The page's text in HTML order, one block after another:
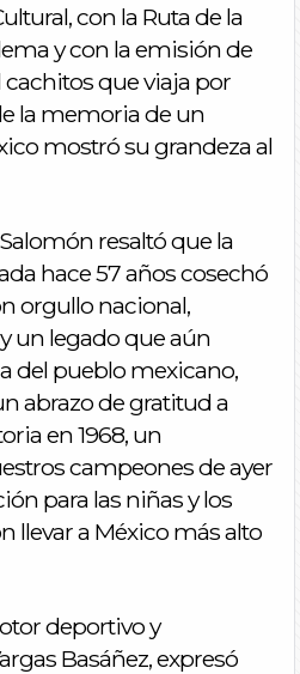
con la Ruta de la
y con la emisión de
que viaja por
la memoria de un
mostró su grandeza al
resaltó que la
hace 57 años cosechó
orgullo nacional,
un legado que aún
del pueblo mexicano,
abrazo de gratitud a
en 1968, un
campeones de ayer
para las niñas y los
llevar a México más alto
deportivo y
Basáñez, expresó